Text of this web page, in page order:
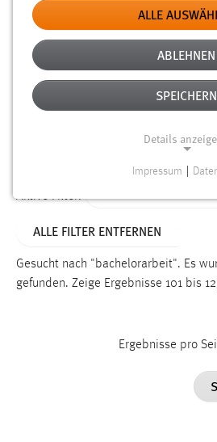
Erstellungsdatum
Alter
Aktive Filter:
ALLE FILTER ENTFERNEN
Gesucht nach "bachelorarbeit". Es
gefunden. Zeige Ergebnisse 101 bis
Ergebnisse pro
ALLE
ABLEHNEN
SPEICHERN
Details
Funktionen und sind für die
Einverständnis
cookie_consent
Dieser Cookie speichert die
Impressum